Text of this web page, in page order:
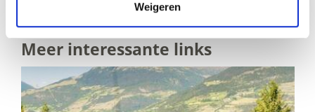
Weigeren
Meer interessante links